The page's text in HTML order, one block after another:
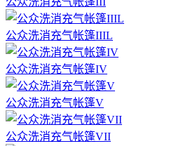
公众洗消充气帐篷IIIL
公众洗消充气帐篷IV
公众洗消充气帐篷V
公众洗消充气帐篷VII